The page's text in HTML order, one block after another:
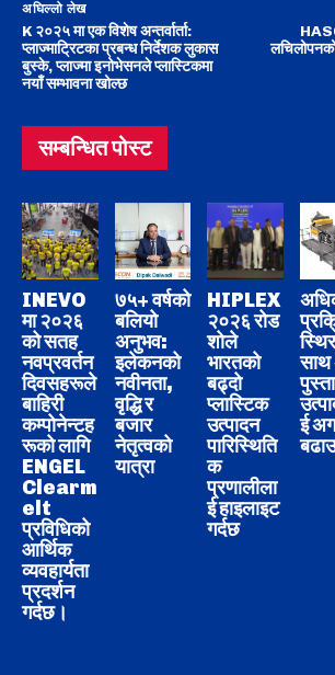
अघिल्लो लेख
K २०२५ मा एक विशेष अन्तर्वार्ता:
प्लाज्माट्रिटका प्रबन्ध निर्देशक लुकास
बुस्के, प्लाज्मा इनोभेसनले प्लास्टिकमा
नयाँ सम्भावना खोल्छ
सम्बन्धित पोस्ट
INEVO
मा २०२६
को सतह
नवप्रवर्तन
दिवसहरूले
बाहिरी
कम्पोनेन्टह
रूको लागि
ENGEL
Clearm
elt
प्रविधिको
आर्थिक
व्यवहार्यता
प्रदर्शन
गर्दछ।
७५+ वर्षको
बलियो
अनुभव:
इलेकनको
नवीनता,
वृद्धि र
बजार
नेतृत्वको
यात्रा
HIPLEX
२०२६ रोड
शोले
भारतको
बढ्दो
प्लास्टिक
उत्पादन
पारिस्थिति
क
प्रणालीला
ई हाइलाइट
गर्दछ
साथ
ई